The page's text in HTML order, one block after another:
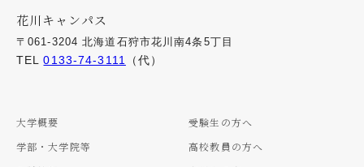
花川キャンパス
〒061-3204 北海道石狩市花川南4条5丁目
TEL0133-74-3111 （代）
大学概要
学部・大学院等
受験生の方へ
高校教員の方へ